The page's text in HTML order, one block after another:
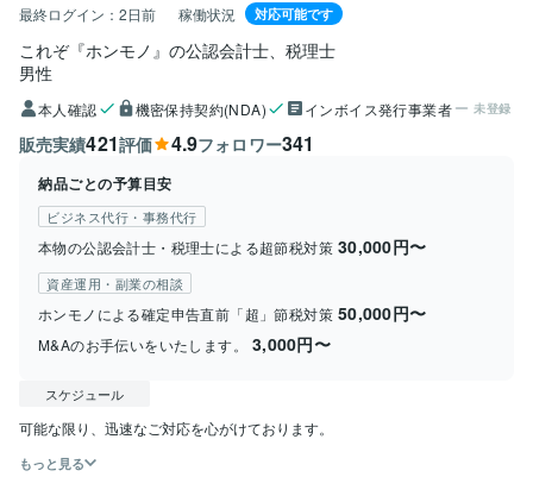
最終ログイン： 2日前 稼働状況 対応可能です
これぞ『ホンモノ』の公認会計士、税理士
男性
本人確認 機密保持契約(NDA) インボイス発行事業者 未登録
販売実績421評価 4.9フォロワー341
納品ごとの予算目安
ビジネス代行・事務代行
本物の公認会計士・税理士による超節税対策 30,000円〜
資産運用・副業の相談
ホンモノによる確定申告直前「超」節税対策 50,000円〜
M&Aのお手伝いをいたします。 3,000円〜
スケジュール
もっと見る